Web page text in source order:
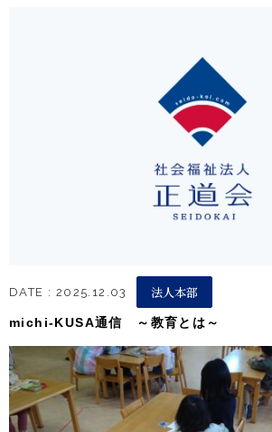
DATE : 2025.12.03 法人本部
michi‐KUSA通信 ～教育とは～